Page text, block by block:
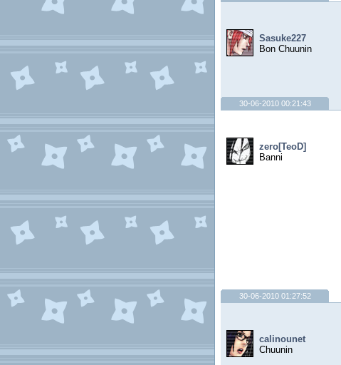
Sasuke227
Bon Chuunin
30-06-2010 00:21:43
zero[TeoD]
Banni
30-06-2010 01:27:52
calinounet
Chuunin